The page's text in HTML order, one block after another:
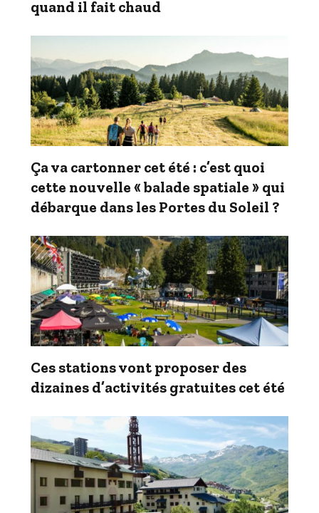
quand il fait chaud
Ça va cartonner cet été : c’est quoi
cette nouvelle « balade spatiale » qui
débarque dans les Portes du Soleil ?
Ces stations vont proposer des
dizaines d’activités gratuites cet été